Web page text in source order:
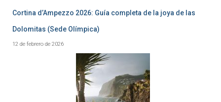
Cortina d’Ampezzo 2026: Guía completa de la joya de las
Dolomitas (Sede Olímpica)
12 de febrero de 2026